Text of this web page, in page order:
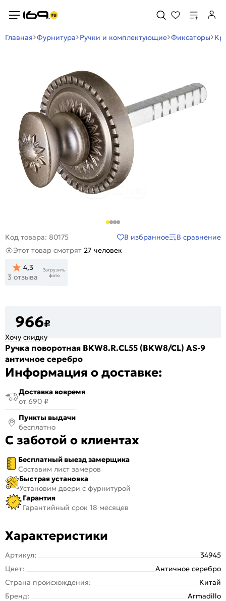
Главная Фурнитура Ручки и комплектующие Фиксаторы
Код товара: 80175 В избранное
В сравнение
Этот товар смотрят 27 человек
4,3
3 отзыва
Загрузить
фото
966₽
Хочу скидку
Ручка поворотная BKW8.R.CL55 (BKW8/CL) AS-9
античное серебро
Информация о доставке:
Доставка вовремя
от 690 ₽
Пункты выдачи
бесплатно
С заботой о клиентах
Бесплатный выезд замерщика
Составим лист замеров
Быстрая установка
Установим двери с фурнитурой
Гарантия
Гарантийный срок 18 месяцев
Характеристики
Артикул:
34945
Цвет:
Античное серебро
Страна происхождения:
Китай
Бренд:
Armadillo